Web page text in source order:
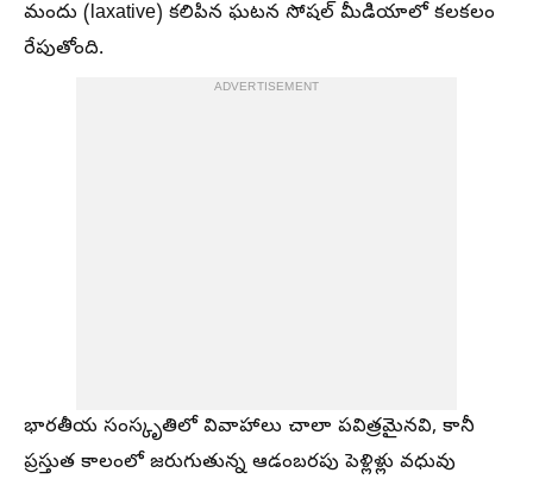
మందు (laxative) కలిపిన ఘటన సోషల్ మీడియాలో కలకలం
రేపుతోంది.
ADVERTISEMENT
భారతీయ సంస్కృతిలో వివాహాలు చాలా పవిత్రమైనవి, కానీ
ప్రస్తుత కాలంలో జరుగుతున్న ఆడంబరపు పెళ్లిళ్లు వధువు